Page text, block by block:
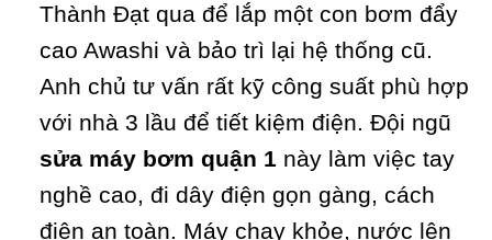
Thành Đạt qua để lắp một con bơm đẩy
cao Awashi và bảo trì lại hệ thống cũ.
Anh chủ tư vấn rất kỹ công suất phù hợp
với nhà 3 lầu để tiết kiệm điện. Đội ngũ
sửa máy bơm quận 1này làm việc tay
nghề cao, đi dây điện gọn gàng, cách
điện an toàn. Máy chạy khỏe, nước lên